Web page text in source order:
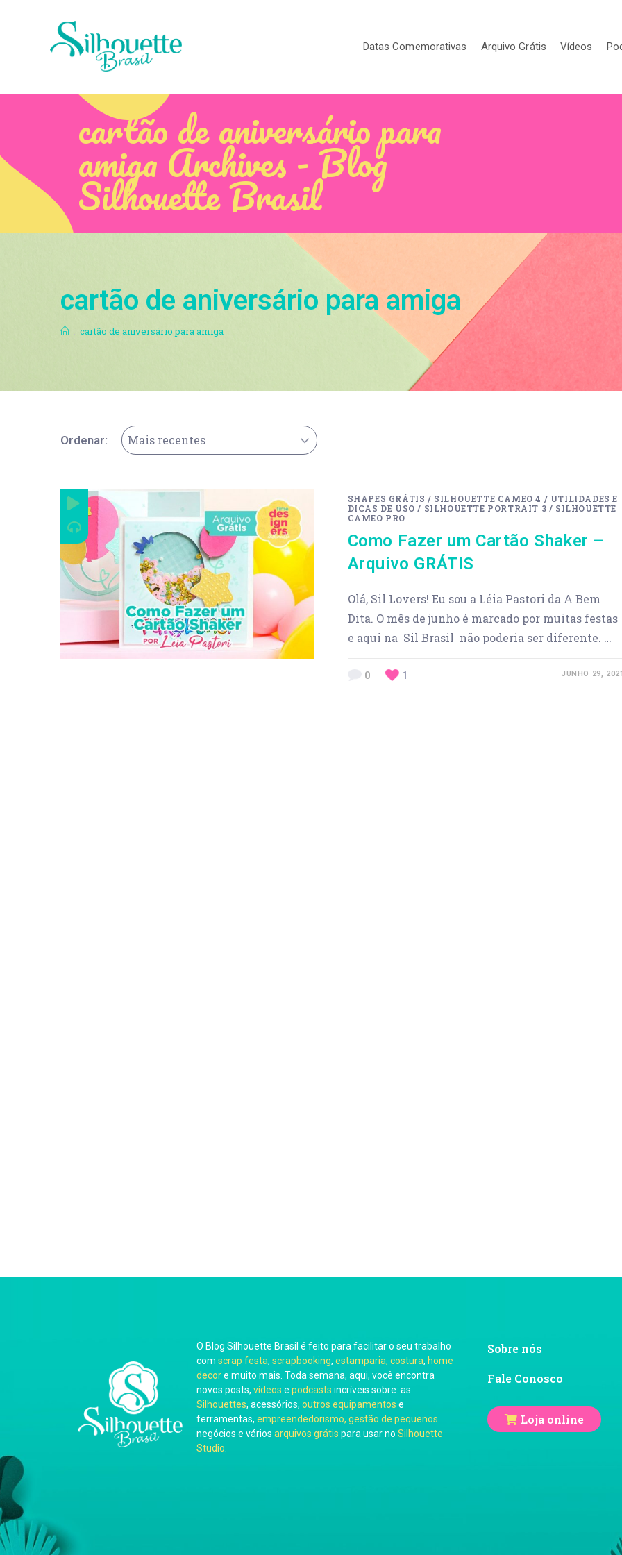
Datas Comemorativas Arquivo Grátis Vídeos
cartão de aniversário para
amiga Archives - Blog
Silhouette Brasil
cartão de aniversário para amiga
. cartão de aniversário para amiga
Ordenar: Mais recentes
SHAPES GRÁTIS / SILHOUETTE CAMEO 4 / UTILIDADES E
DICAS DE USO / SILHOUETTE PORTRAIT 3 / SILHOUETTE
CAMEO PRO
Como Fazer um Cartão Shaker –
Arquivo GRÁTIS
Olá, Sil Lovers! Eu sou a Léia Pastori da A Bem
Dita. O mês de junho é marcado por muitas festas
e aqui na Sil Brasil não poderia ser diferente. …
0 1 JUNHO 29, 2021
O Blog Silhouette Brasil é feito para facilitar o seu trabalho
com scrap festa, scrapbooking, estamparia, costura, home
decore muito mais. Toda semana, aqui, você encontra
novos posts, vídeos e podcasts incríveis sobre: as
Silhouettes, acessórios, outros equipamentos e
ferramentas, empreendedorismo, gestão de pequenos
negócios e vários arquivos grátis para usar no Silhouette
Studio
Sobre nós
Fale Conosco
Loja online